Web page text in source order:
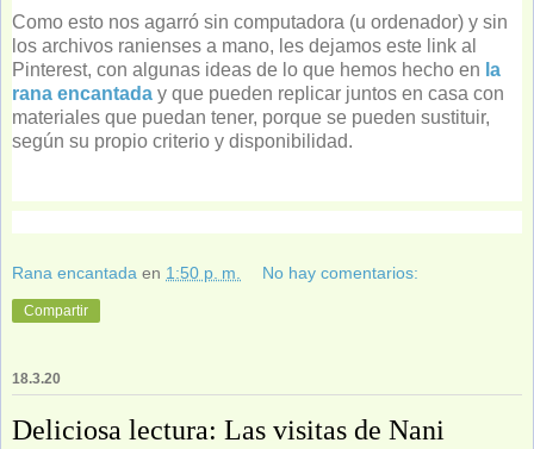
Como esto nos agarró sin computadora (u ordenador) y sin
los archivos ranienses a mano, les dejamos este link al
Pinterest, con algunas ideas de lo que hemos hecho en la
rana encantada y que pueden replicar juntos en casa con
materiales que puedan tener, porque se pueden sustituir,
según su propio criterio y disponibilidad.
Rana encantada en 1:50 p. m. No hay comentarios:
Compartir
18.3.20
Deliciosa lectura: Las visitas de Nani